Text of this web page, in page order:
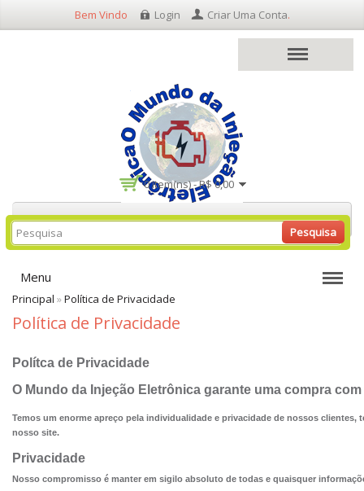
Bem Vindo Login Criar Uma Conta.
0 item(ns) - R$ 0,00
Pesquisa
Menu
Principal »Política de Privacidade
Política de Privacidade
Polítca de Privacidade
O Mundo da Injeção Eletrônica garante uma compra
Temos um enorme apreço pela individualidade e privacidade de nossos
nosso site.
Privacidade
Nosso compromisso é manter em sigilo absoluto de todas e quaisquer